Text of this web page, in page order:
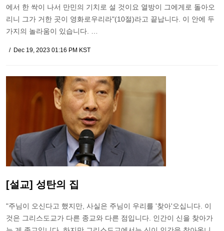
에서 한 싹이 나서 만민의 기치로 설 것이요 열방이 그에게로 돌아오
리니 그가 거한 곳이 영화로우리라"(10절)라고 끝납니다. 이 안에 두
가지의 놀라움이 있습니다. …
Dec 19, 2023 01:16 PM KST
[설교] 성탄의 집
"주님이 오신다고 했지만, 사실은 주님이 우리를 '찾아'오십니다. 이
것은 그리스도교가 다른 종교와 다른 점입니다. 인간이 신을 찾아가